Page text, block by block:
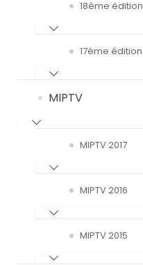
18ème édition
17ème édition
MIPTV
MIPTV 2017
MIPTV 2016
MIPTV 2015